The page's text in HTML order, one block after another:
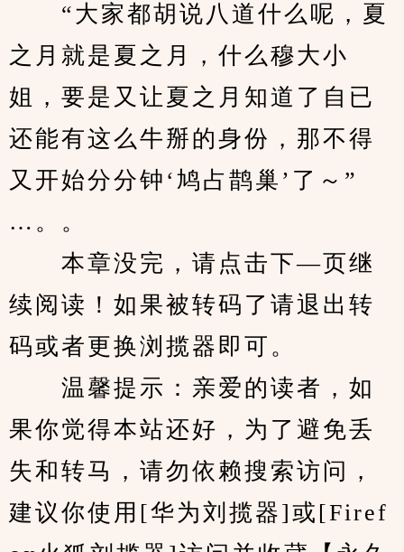
“大家都胡说八道什么呢，夏
之月就是夏之月，什么穆大小
姐，要是又让夏之月知道了自已
还能有这么牛掰的身份，那不得
又开始分分钟‘鸠占鹊巢’了～”
…。。
本章没完，请点击下—页继
续阅读！如果被转码了请退出转
码或者更换浏揽器即可。
温馨提示：亲爱的读者，如
果你觉得本站还好，为了避免丢
失和转马，请勿依赖搜索访问，
建议你使用[华为刘揽器]或[Firef